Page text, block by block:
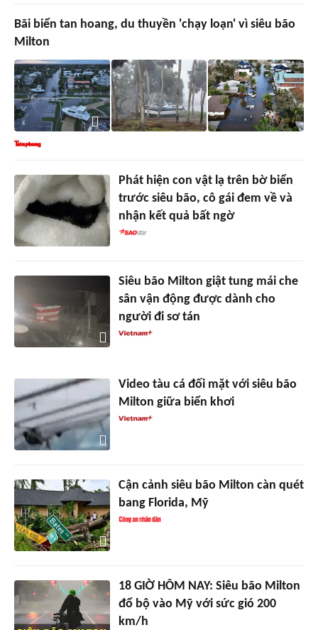
Bãi biển tan hoang, du thuyền 'chạy loạn' vì siêu bão
Milton
Phát hiện con vật lạ trên bờ biển
trước siêu bão, cô gái đem về và
nhận kết quả bất ngờ
Siêu bão Milton giật tung mái che
sân vận động được dành cho
người đi sơ tán
Video tàu cá đối mặt với siêu bão
Milton giữa biển khơi
Cận cảnh siêu bão Milton càn quét
bang Florida, Mỹ
18 GIỜ HÔM NAY: Siêu bão Milton
đổ bộ vào Mỹ với sức gió 200
km/h